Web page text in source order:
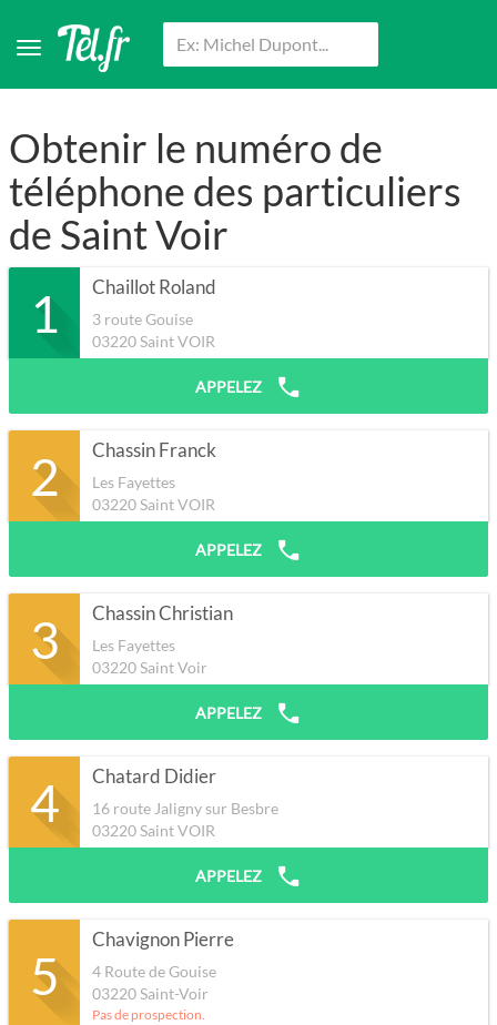
Obtenir le numéro de
téléphone des particuliers
de Saint Voir
1 Chaillot Roland
3 route Gouise
03220Saint VOIR
APPELEZ
2 Chassin Franck
Les Fayettes
03220Saint VOIR
APPELEZ
3 Chassin Christian
Les Fayettes
03220Saint Voir
APPELEZ
4 Chatard Didier
16 route Jaligny sur Besbre
03220Saint VOIR
APPELEZ
5
Chavignon Pierre
4 Route de Gouise
03220Saint-Voir
Pas de prospection.